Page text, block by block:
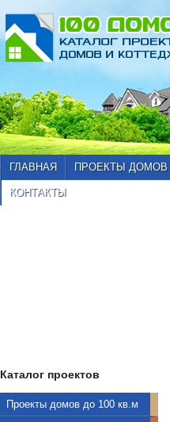
ГЛАВНАЯ ПРОЕКТЫ ДОМОВ
КОНТАКТЫ
Каталог проектов
Проекты домов до 100 кв.м